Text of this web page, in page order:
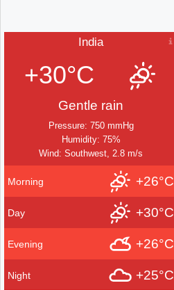
India
+30°C
Gentle rain
Pressure: 750 mmHg
Humidity: 75%
Wind: Southwest, 2.8 m/s
Morning +26°C
Day +30°C
Evening +26°C
Night +25°C